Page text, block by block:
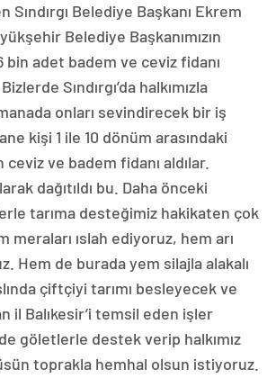
Belediye Başkanı Ekrem
Belediye Başkanımızın
bin adet badem ve ceviz fidanı
Sındırgı’da halkımızla
onları sevindirecek bir iş
kişi 1 ile 10 dönüm arasındaki
ve badem fidanı aldılar.
dağıtıldı bu. Daha önceki
tarıma desteğimiz hakikaten çok
meraları ıslah ediyoruz, hem arı
Hem de burada yem silajla alakalı
çiftçiyi tarımı besleyecek ve
il Balıkesir’i temsil eden işler
göletlerle destek verip halkımız
toprakla hemhal olsun istiyoruz.